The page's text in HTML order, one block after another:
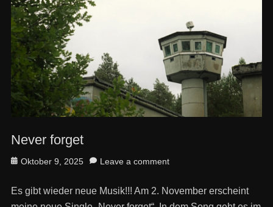
Never forget
Posted
Oktober 9, 2025 Leave a comment
Es gibt wieder neue Musik!!! Am 2. November erscheint